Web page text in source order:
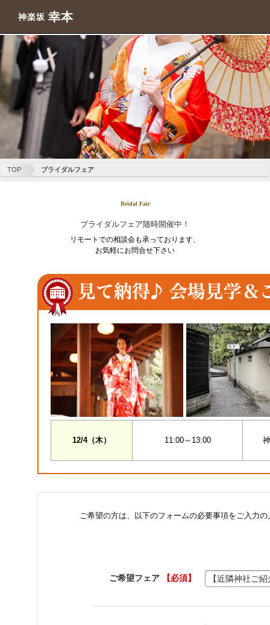
神楽坂 幸本
TOP ブライダルフェア
Bridal Fair
ブライダルフェア随時開催中！
リモートでの相談会も承っております、
お気軽にお問合せ下さい
12/4（木） 11:00～13:00